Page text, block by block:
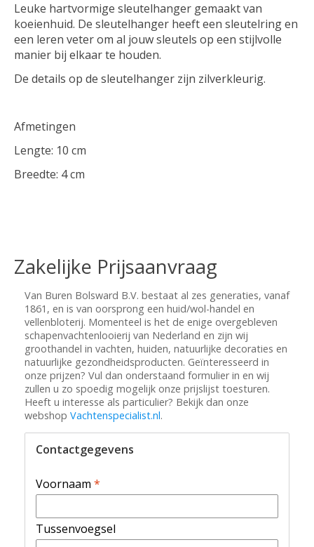
Leuke hartvormige sleutelhanger gemaakt van
koeienhuid. De sleutelhanger heeft een sleutelring en
een leren veter om al jouw sleutels op een stijlvolle
manier bij elkaar te houden.
De details op de sleutelhanger zijn zilverkleurig.
Afmetingen
Lengte: 10 cm
Breedte: 4 cm
Zakelijke Prijsaanvraag
Van Buren Bolsward B.V. bestaat al zes generaties, vanaf
1861, en is van oorsprong een huid/wol-handel en
vellenbloterij. Momenteel is het de enige overgebleven
schapenvachtenlooierij van Nederland en zijn wij
groothandel in vachten, huiden, natuurlijke decoraties en
natuurlijke gezondheidsproducten. Geïnteresseerd in
onze prijzen? Vul dan onderstaand formulier in en wij
zullen u zo spoedig mogelijk onze prijslijst toesturen.
Heeft u interesse als particulier? Bekijk dan onze
webshop Vachtenspecialist.nl.
Contactgegevens
Voornaam *
Tussenvoegsel